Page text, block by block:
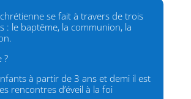
chrétienne se fait à travers de trois
: le baptême, la communion, la
?
à partir de 3 ans et demi il est
rencontres d’éveil à la foi